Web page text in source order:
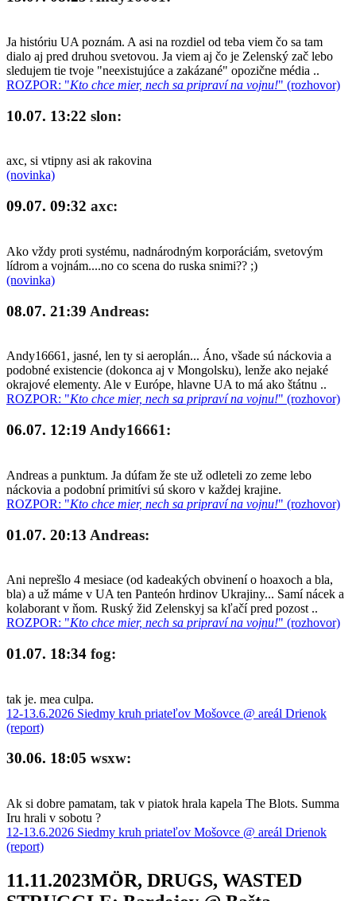
Ja históriu UA poznám. A asi na rozdiel od teba viem čo sa tam
dialo aj pred druhou svetovou. Ja viem aj čo je Zelenský zač lebo
sledujem tie tvoje "neexistujúce a zakázané" opozične média ..
ROZPOR: "Kto chce mier, nech sa pripraví na vojnu!" (rozhovor)
10.07. 13:22 slon:
axc, si vtipny asi ak rakovina
(novinka)
09.07. 09:32 axc:
Ako vždy proti systému, nadnárodným korporáciám, svetovým
lídrom a vojnám....no co scena do ruska snimi?? ;)
(novinka)
08.07. 21:39 Andreas:
Andy16661, jasné, len ty si aeroplán... Áno, všade sú náckovia a
podobné existencie (dokonca aj v Mongolsku), lenže ako nejaké
okrajové elementy. Ale v Európe, hlavne UA to má ako štátnu ..
ROZPOR: "Kto chce mier, nech sa pripraví na vojnu!" (rozhovor)
06.07. 12:19 Andy16661:
Andreas a punktum. Ja dúfam že ste už odleteli zo zeme lebo
náckovia a podobní primitívi sú skoro v každej krajine.
ROZPOR: "Kto chce mier, nech sa pripraví na vojnu!" (rozhovor)
01.07. 20:13 Andreas:
Ani neprešlo 4 mesiace (od kadeakých obvinení o hoaxoch a bla,
bla) a už máme v UA ten Panteón hrdinov Ukrajiny... Samí nácek a
kolaborant v ňom. Ruský žid Zelenskyj sa kľačí pred pozost ..
ROZPOR: "Kto chce mier, nech sa pripraví na vojnu!" (rozhovor)
01.07. 18:34 fog:
tak je. mea culpa.
12-13.6.2026 Siedmy kruh priateľov Mošovce @ areál Drienok
(report)
30.06. 18:05 wsxw:
Ak si dobre pamatam, tak v piatok hrala kapela The Blots. Summa
Iru hrali v sobotu ?
12-13.6.2026 Siedmy kruh priateľov Mošovce @ areál Drienok
(report)
11.11.2023MÖR, DRUGS, WASTED